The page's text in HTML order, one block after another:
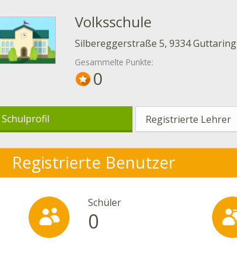
Volksschule
Silbereggerstraße 5, 9334 Guttaring
Gesammelte Punkte:
0
Schulprofil Registrierte Lehrer
Registrierte Benutzer
Schüler
0